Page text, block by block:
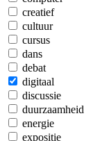
creatief
cultuur
cursus
dans
debat
digitaal
discussie
duurzaamheid
energie
expositie